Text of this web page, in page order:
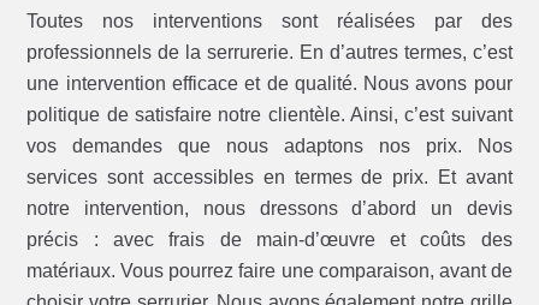
Toutes nos interventions sont réalisées par des
professionnels de la serrurerie. En d’autres termes, c’est
une intervention efficace et de qualité. Nous avons pour
politique de satisfaire notre clientèle. Ainsi, c’est suivant
vos demandes que nous adaptons nos prix. Nos
services sont accessibles en termes de prix. Et avant
notre intervention, nous dressons d’abord un devis
précis : avec frais de main-d’œuvre et coûts des
matériaux. Vous pourrez faire une comparaison, avant de